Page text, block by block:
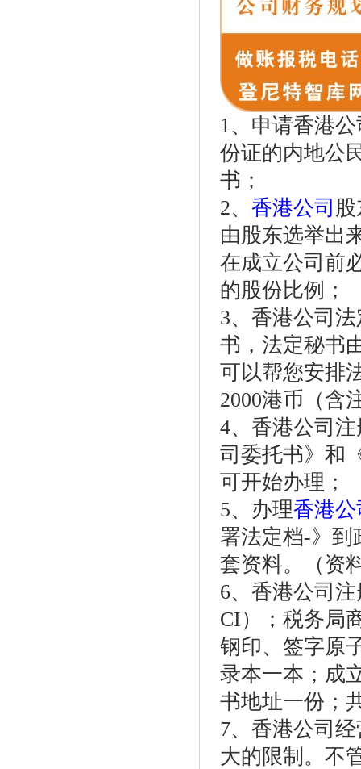
1、申请香港
份证的内地公
书；
2、 香港公司
由股东选举出
在成立公司前
的股份比例；
3、香港公司
书，法定秘书
可以帮您安排
2000港币（含
4、香港公司
司委托书》和
可开始办理；
5、办理香港公
署法定档-》到
套资料。（资
6、香港公司
CI）；税务局
钢印、签字原
录本一本；成
书地址一份；
7、香港公司
大的限制。不